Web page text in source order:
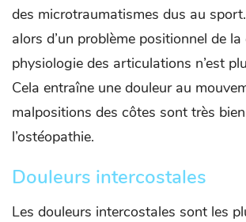
des microtraumatismes dus au
alors d’un problème positionnel de la
physiologie des articulations n’est
Cela entraîne une douleur au
malpositions des côtes sont très
l’ostéopathie.
Douleurs intercostales
Les douleurs intercostales sont les